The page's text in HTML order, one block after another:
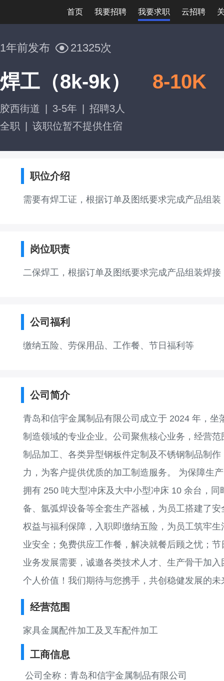
首页 我要招聘 我要求职 云招聘
1年前发布 21325次
焊工（8k-9k） 8-10K
胶西街道 3-5年
招聘3人
全职
该职位暂不提供住宿
职位介绍
需要有焊工证，根据订单及图纸要求完成产品组
岗位职责
二保焊工，根据订单及图纸要求完成产品组装焊
公司福利
缴纳五险、劳保用品、工作餐、节日福利等
公司简介
青岛和信宇金属制品有限公司成立于 2024 年，
制造领域的专业企业。公司聚焦核心业务，经营
制品加工、各类异型钢板件定制及不锈钢制品制
力，为客户提供优质的加工制造服务。 为保障生
拥有 250 吨大型冲床及大中小型冲床 10 余台，
备、氩弧焊设备等全套生产器械，为员工搭建了
权益与福利保障，入职即缴纳五险，为员工筑牢
业安全；免费供应工作餐，解决就餐后顾之忧；
业务发展需要，诚邀各类技术人才、生产骨干加
个人价值！我们期待与您携手，共创稳健发展的未
经营范围
家具金属配件加工及叉车配件加工
工商信息
公司全称：青岛和信宇金属制品有限公司